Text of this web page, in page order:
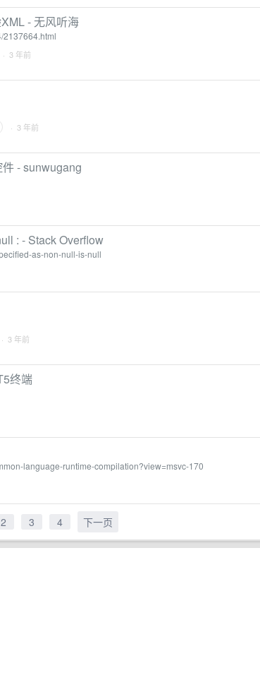
- 无风听海
2137664.html
· 3 年前
· 3 年前
- sunwugang
: - Stack Overflow
as-non-null-is-null
· 3 年前
终端
language-runtime-compilation?view=msvc-170
2 3 4 下一页